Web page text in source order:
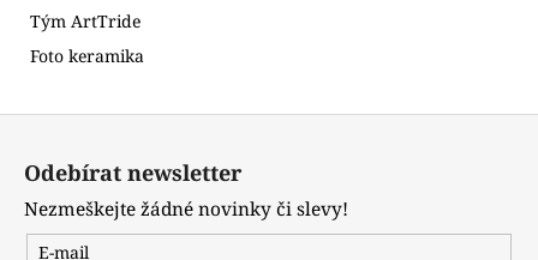
Tým ArtTride
Foto keramika
Odebírat newsletter
Nezmeškejte žádné novinky či slevy!
E-mail